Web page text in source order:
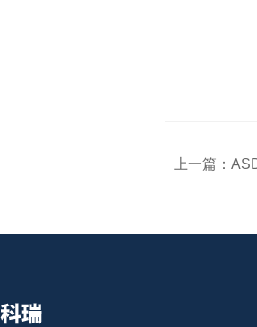
上一篇：